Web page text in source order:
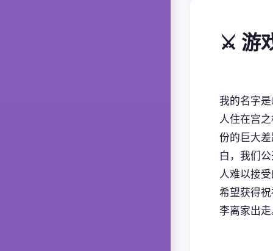
⚔️ 游
我的名字
人住在宫
份的巨大
白，我们
人难以接
希望获得
李离家出